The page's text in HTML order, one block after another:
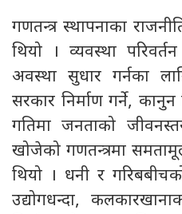
गणतन्त्र स्थापनाका
थियो । व्यवस्था
अवस्था सुधार गर्नका
सरकार निर्माण गर्ने, कानुन
गतिमा जनताको
खोजेको गणतन्त्रमा
थियो । धनी र
उद्योगधन्दा,